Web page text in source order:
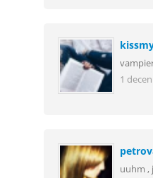
1
uuhm ,